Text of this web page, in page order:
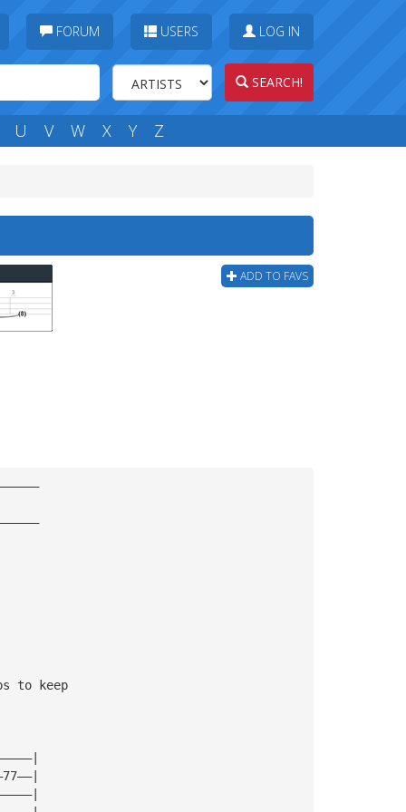
FORUM USERS LOG IN
SEARCH!
U V W X Y Z
ADD TO FAVS
to keep
G|————————|
D|————77——|
A|——9—————|